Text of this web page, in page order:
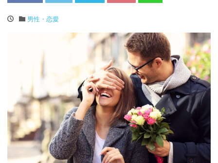
男性・恋愛